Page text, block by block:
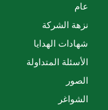
عام
نزهة الشركة
شهادات الهدايا
الأسئلة المتداولة
الصور
الشواغر